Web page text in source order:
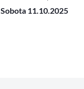
Sobota 11.10.2025